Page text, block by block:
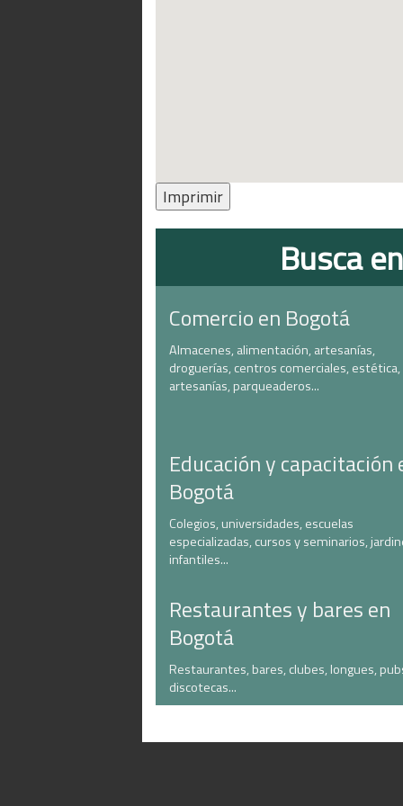
Imprimir
Busca
Comercio en Bogotá
Almacenes, alimentación, artesanías,
droguerías, centros comerciales, estética,
artesanías, parqueaderos...
Educación y capacitación
Bogotá
Colegios, universidades, escuelas
especializadas, cursos y seminarios,
infantiles...
Restaurantes y bares en
Bogotá
Restaurantes, bares, clubes, longues,
discotecas...